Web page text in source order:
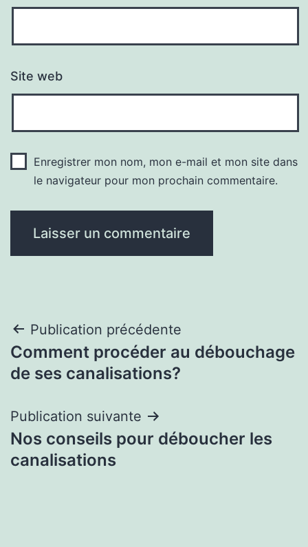
Site web
Enregistrer mon nom, mon e-mail et mon site dans
le navigateur pour mon prochain commentaire.
Navigation
de
Publication précédente
Comment procéder au débouchage
de ses canalisations?
Publication suivante
Nos conseils pour déboucher les
canalisations